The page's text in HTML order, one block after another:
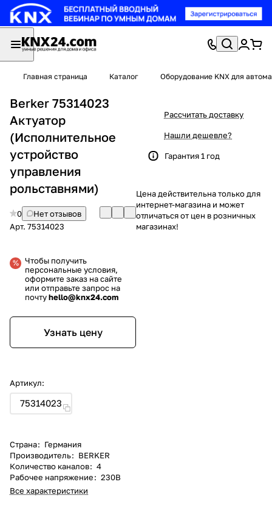
Главная страница Каталог Оборудование KNX для
Berker 75314023
Актуатор
(Исполнительное
устройство
управления
рольставнями)
0
Нет отзывов
Арт. 75314023
Чтобы получить
персональные условия,
оформите заказ на сайте
или отправьте запрос на
почтуhello@knx24.com
Узнать цену
Артикул:
75314023
Страна: Германия
Производитель: BERKER
Количество каналов: 4
Рабочее напряжение: 230В
Все характеристики
Рассчитать доставку
Нашли дешевле?
Гарантия 1 год
Цена действительна только для
интернет-магазина и может
отличаться от цен в розничных
магазинах!